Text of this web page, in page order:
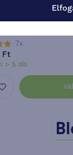
Aruba felfújható
7x
Ft
> 5 db